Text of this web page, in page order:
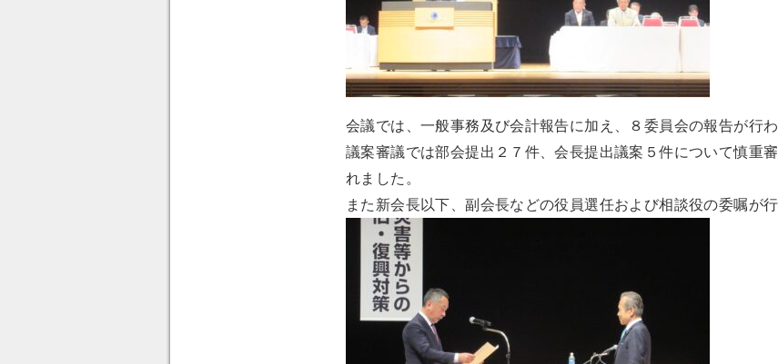
会議では、一般事務及び会計報告に加え、８委員会の報告が行わ
議案審議では部会提出２７件、会長提出議案５件について慎重
れました。
また新会長以下、副会長などの役員選任および相談役の委嘱が行